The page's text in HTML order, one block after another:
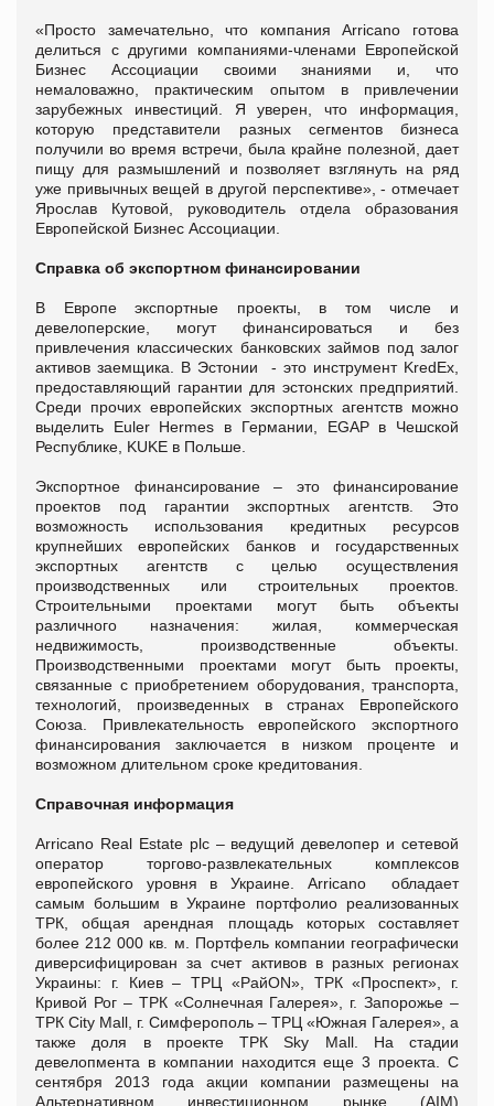
«Просто замечательно, что компания Arricano готова
делиться с другими компаниями-членами Европейской
Бизнес Ассоциации своими знаниями и, что
немаловажно, практическим опытом в привлечении
зарубежных инвестиций. Я уверен, что информация,
которую представители разных сегментов бизнеса
получили во время встречи, была крайне полезной, дает
пищу для размышлений и позволяет взглянуть на ряд
уже привычных вещей в другой перспективе», - отмечает
Ярослав Кутовой, руководитель отдела образования
Европейской Бизнес Ассоциации.
Справка об экспортном финансировании
В Европе экспортные проекты, в том числе и
девелоперские, могут финансироваться и без
привлечения классических банковских займов под залог
активов заемщика. В Эстонии - это инструмент KredEx,
предоставляющий гарантии для эстонских предприятий.
Среди прочих европейских экспортных агентств можно
выделить Euler Hermes в Германии, EGAP в Чешской
Республике, KUKE в Польше.
Экспортное финансирование – это финансирование
проектов под гарантии экспортных агентств. Это
возможность использования кредитных ресурсов
крупнейших европейских банков и государственных
экспортных агентств с целью осуществления
производственных или строительных проектов.
Строительными проектами могут быть объекты
различного назначения: жилая, коммерческая
недвижимость, производственные объекты.
Производственными проектами могут быть проекты,
связанные с приобретением оборудования, транспорта,
технологий, произведенных в странах Европейского
Союза. Привлекательность европейского экспортного
финансирования заключается в низком проценте и
возможном длительном сроке кредитования.
Справочная информация
Arricano Real Estate plc – ведущий девелопер и сетевой
оператор торгово-развлекательных комплексов
европейского уровня в Украине. Arricano обладает
самым большим в Украине портфолио реализованных
ТРК, общая арендная площадь которых составляет
более 212 000 кв. м. Портфель компании географически
диверсифицирован за счет активов в разных регионах
Украины: г. Киев – ТРЦ «РайON», ТРК «Проспект», г.
Кривой Рог – ТРК «Солнечная Галерея», г. Запорожье –
ТРК City Mall, г. Симферополь – ТРЦ «Южная Галерея», а
также доля в проекте ТРК Sky Mall. На стадии
девелопмента в компании находится еще 3 проекта. С
сентября 2013 года акции компании размещены на
Альтернативном инвестиционном рынке (AIM)